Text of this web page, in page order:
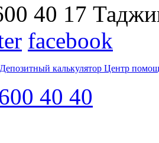
40 17
facebook
Депозитный калькулятор Центр
40 40